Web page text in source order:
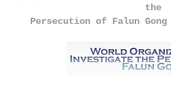
the
Persecution of Falun